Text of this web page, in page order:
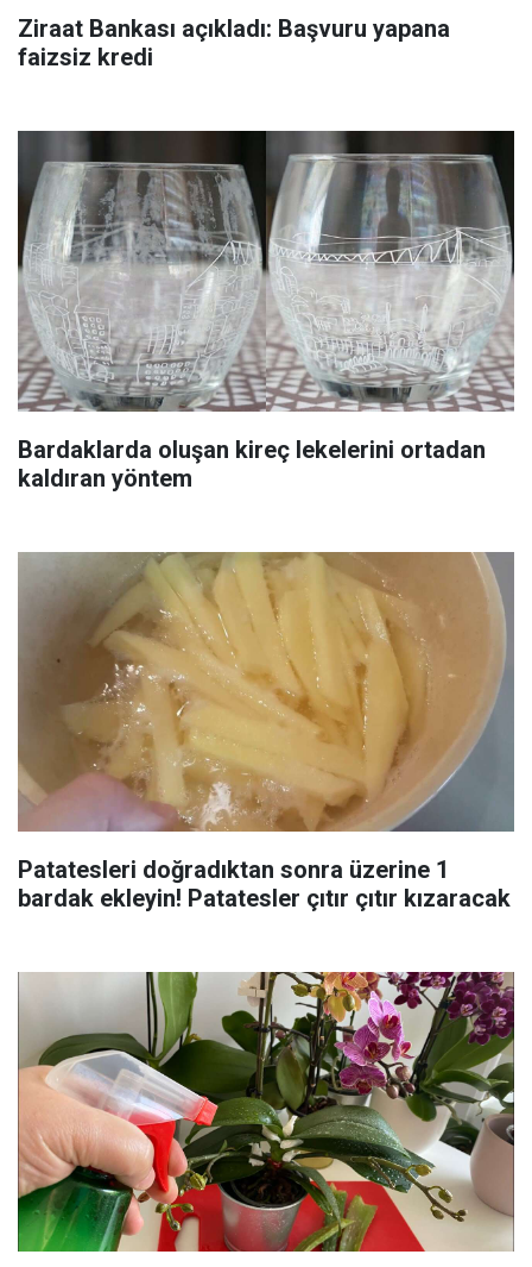
Ziraat Bankası açıkladı: Başvuru yapana
faizsiz kredi
Bardaklarda oluşan kireç lekelerini ortadan
kaldıran yöntem
Patatesleri doğradıktan sonra üzerine 1
bardak ekleyin! Patatesler çıtır çıtır kızaracak